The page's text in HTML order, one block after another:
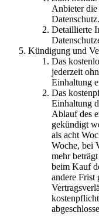
Anbieter
Datenschutz.
Detaillierte
Kündigung und
Das
jederzeit
Einhaltung
Das
Einhaltung
Ablauf des
gekündigt
als acht
Woche, bei
mehr
beim Kauf
andere Frist